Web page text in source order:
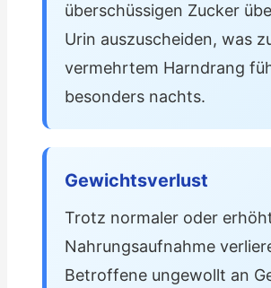
überschüssigen Zucker
Urin auszuscheiden, was
vermehrtem Harndrang
besonders nachts.
Gewichtsverlust
Trotz normaler oder
Nahrungsaufnahme
Betroffene ungewollt an